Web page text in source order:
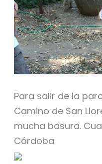
Para salir de la
Camino de San
mucha basura.
Córdoba